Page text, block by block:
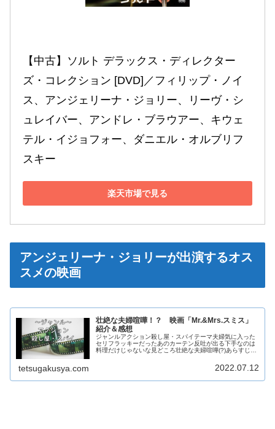
【中古】ソルト デラックス・ディレクター
ズ・コレクション [DVD]／フィリップ・ノイ
ス、アンジェリーナ・ジョリー、リーヴ・シ
ュレイバー、アンドレ・ブラウアー、キウェ
テル・イジョフォー、ダニエル・オルブリフ
スキー
楽天市場で見る
アンジェリーナ・ジョリーが出演するオス
スメの映画
壮絶な夫婦喧嘩！？ 映画「Mr.&Mrs.スミス」
紹介＆感想
ジャンルアクション殺し屋・スパイテーマ夫婦気に入った
セリフラッキーだったあのカーテン反吐が出る下手なのは
料理だけじゃないな見どころ壮絶な夫婦喧嘩(?)あらすじス
tetsugakusya.com 2022.07.12